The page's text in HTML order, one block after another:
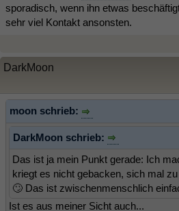
sporadisch, wenn ihn etwas
sehr viel Kontakt ansonsten.
DarkMoon
moon schrieb:
DarkMoon schrieb:
Das ist ja mein Punkt gerade: Ich
kriegt es nicht gebacken, sich mal
🙄 Das ist zwischenmenschlich
Ist es aus meiner Sicht auch...